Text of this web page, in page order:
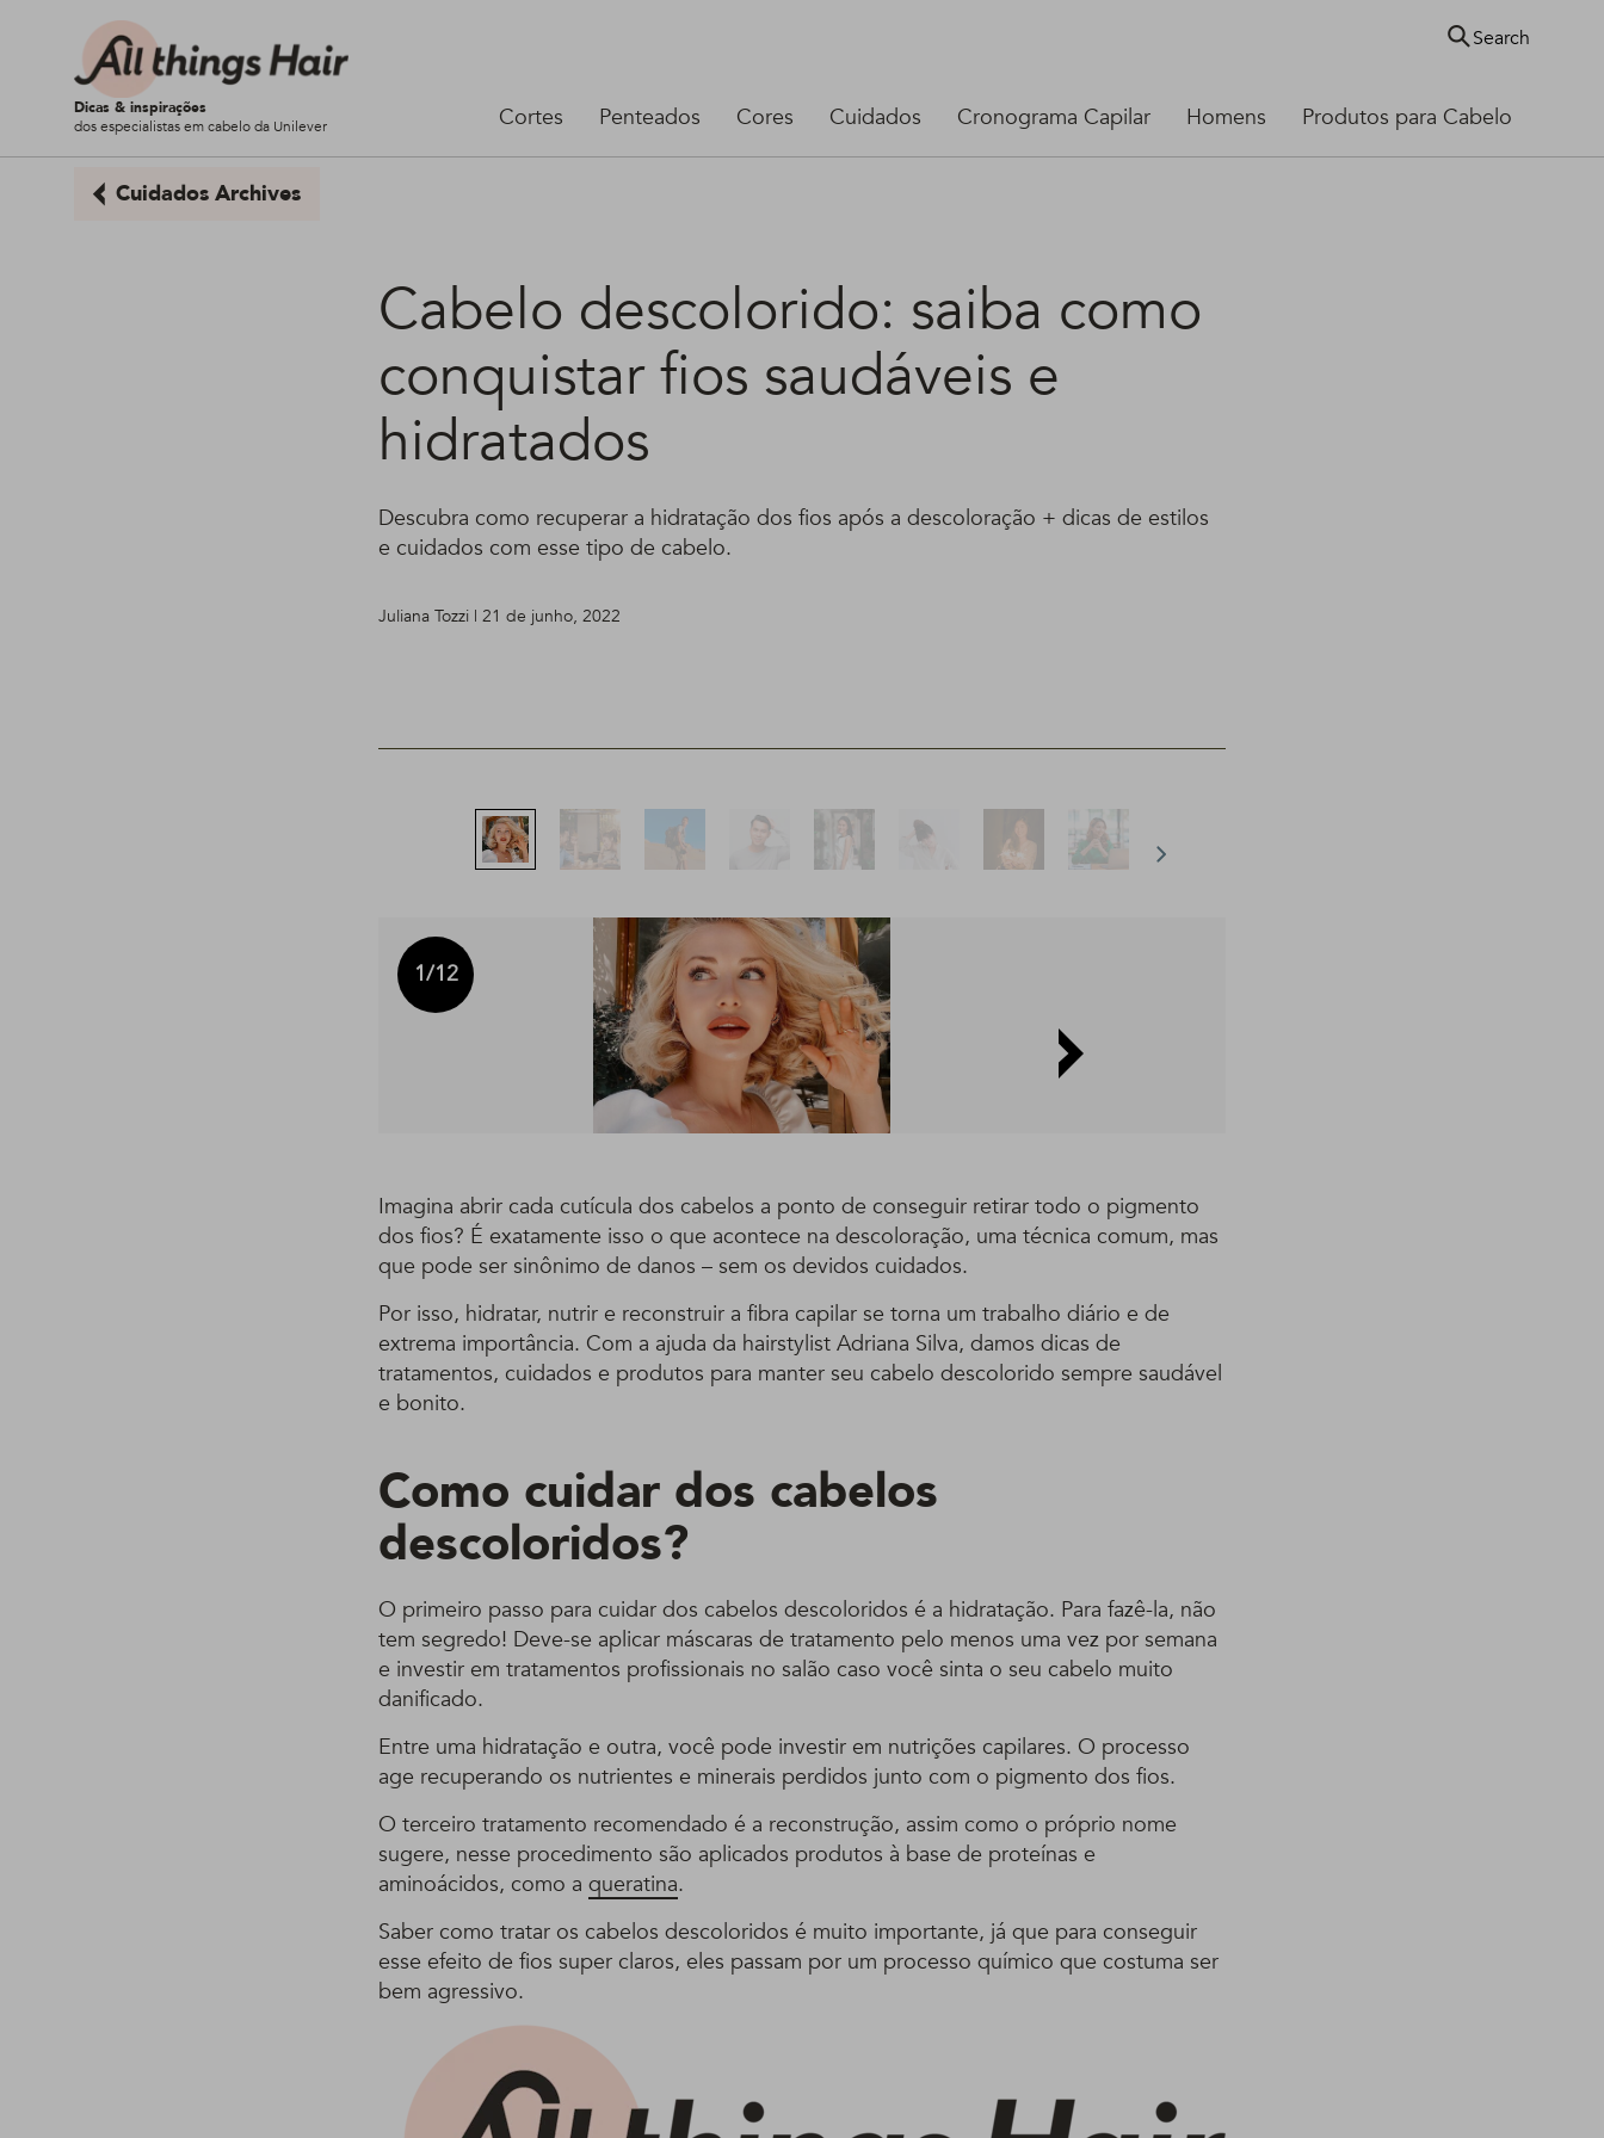
Dicas & inspirações
dos especialistas em cabelo da Unilever
Cortes Penteados Cores Cuidados Cronograma Capilar Homens Produtos para Cabelo
Search
Cuidados Archives
Cabelo descolorido: saiba como
conquistar fios saudáveis e
hidratados
Descubra como recuperar a hidratação dos fios após a descoloração + dicas de estilos
e cuidados com esse tipo de cabelo.
Juliana Tozzi | 21 de junho, 2022
1/12
Imagina abrir cada cutícula dos cabelos a ponto de conseguir retirar todo o pigmento
dos fios? É exatamente isso o que acontece na descoloração, uma técnica comum, mas
que pode ser sinônimo de danos – sem os devidos cuidados.
Por isso, hidratar, nutrir e reconstruir a fibra capilar se torna um trabalho diário e de
extrema importância. Com a ajuda da hairstylist Adriana Silva, damos dicas de
tratamentos, cuidados e produtos para manter seu cabelo descolorido sempre saudável
e bonito.
Como cuidar dos cabelos
descoloridos?
O primeiro passo para cuidar dos cabelos descoloridos é a hidratação. Para fazê-la, não
tem segredo! Deve-se aplicar máscaras de tratamento pelo menos uma vez por semana
e investir em tratamentos profissionais no salão caso você sinta o seu cabelo muito
danificado.
Entre uma hidratação e outra, você pode investir em nutrições capilares. O processo
age recuperando os nutrientes e minerais perdidos junto com o pigmento dos fios.
O terceiro tratamento recomendado é a reconstrução, assim como o próprio nome
sugere, nesse procedimento são aplicados produtos à base de proteínas e
aminoácidos, como a queratina.
Saber como tratar os cabelos descoloridos é muito importante, já que para conseguir
esse efeito de fios super claros, eles passam por um processo químico que costuma ser
bem agressivo.